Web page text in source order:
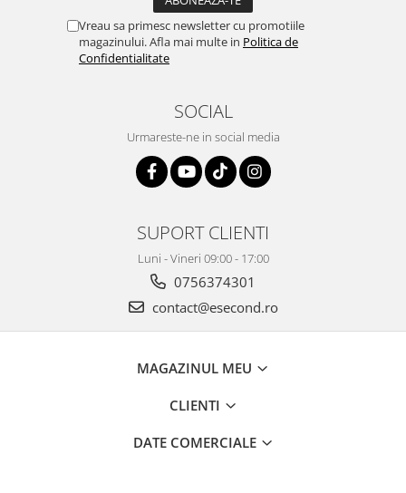
Audio HI-FI & Profesionale
Camere video si sport
Drone si Accesorii
Telescoape & Optica
Televizoare & accesorii
Curatenie si intretinere
Vreau sa primesc newsletter cu promotiile
magazinului. Afla mai multe in Politica de
Confidentialitate
SOCIAL
Urmareste-ne in social media
SUPORT CLIENTI
Luni - Vineri 09:00 - 17:00
0756374301
contact@esecond.ro
MAGAZINUL MEU
CLIENTI
DATE COMERCIALE